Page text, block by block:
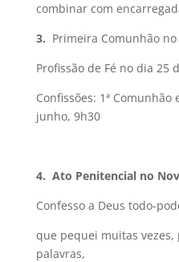
combinar com
3. Primeira Comunhão
Profissão de Fé no dia 25
Confissões: 1ª Comunhão
junho, 9h30
4. Ato Penitencial no
Confesso a Deus todo-
que pequei muitas vezes,
palavras,